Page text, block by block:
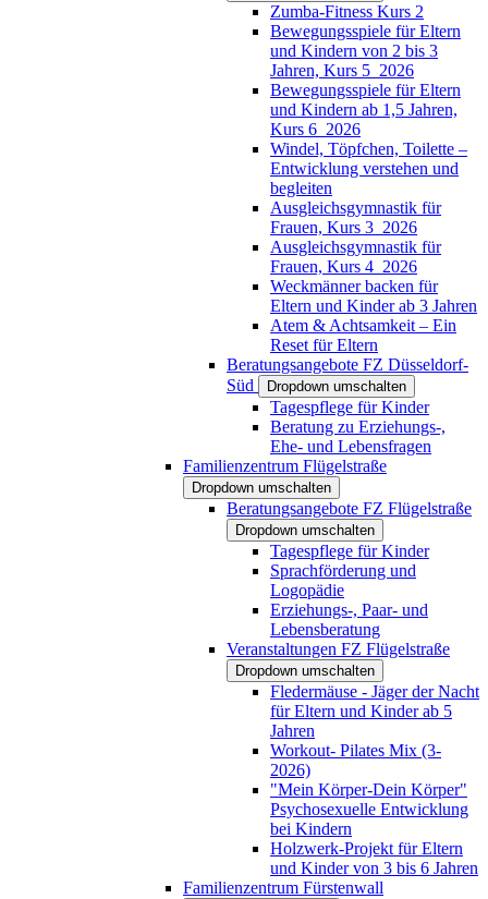
Zumba-Fitness Kurs 2
Bewegungsspiele für Eltern
und Kindern von 2 bis 3
Jahren, Kurs 5_2026
Bewegungsspiele für Eltern
und Kindern ab 1,5 Jahren,
Kurs 6_2026
Windel, Töpfchen, Toilette –
Entwicklung verstehen und
begleiten
Ausgleichsgymnastik für
Frauen, Kurs 3_2026
Ausgleichsgymnastik für
Frauen, Kurs 4_2026
Weckmänner backen für
Eltern und Kinder ab 3 Jahren
Atem & Achtsamkeit – Ein
Reset für Eltern
Beratungsangebote FZ Düsseldorf-
Süd
Dropdown umschalten
Tagespflege für Kinder
Beratung zu Erziehungs-,
Ehe- und Lebensfragen
Familienzentrum Flügelstraße
Dropdown umschalten
Beratungsangebote FZ Flügelstraße
Dropdown umschalten
Tagespflege für Kinder
Sprachförderung und
Logopädie
Erziehungs-, Paar- und
Lebensberatung
Veranstaltungen FZ Flügelstraße
Dropdown umschalten
Fledermäuse - Jäger der Nacht
für Eltern und Kinder ab 5
Jahren
Workout- Pilates Mix (3-
2026)
"Mein Körper-Dein Körper"
Psychosexuelle Entwicklung
bei Kindern
Holzwerk-Projekt für Eltern
und Kinder von 3 bis 6 Jahren
Familienzentrum Fürstenwall